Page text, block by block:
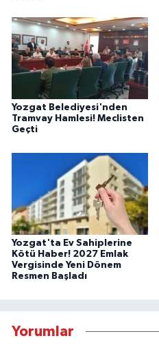
Yozgat Belediyesi'nden
Tramvay Hamlesi! Meclisten
Geçti
Yozgat'ta Ev Sahiplerine
Kötü Haber! 2027 Emlak
Vergisinde Yeni Dönem
Resmen Başladı
Yorumlar